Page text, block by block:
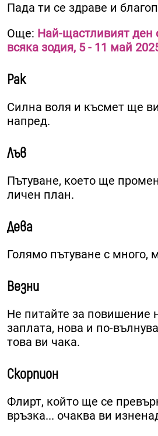
Пада ти се здраве и
Още: Най-щастливият ден
всяка зодия, 5 - 11 май
Рак
Силна воля и късмет ще
напред.
Лъв
Пътуване, което ще
личен план.
Дева
Голямо пътуване с много,
Везни
Не питайте за повишение
заплата, нова и по-
това ви чака.
Скорпион
Флирт, който ще се
връзка... очаква ви